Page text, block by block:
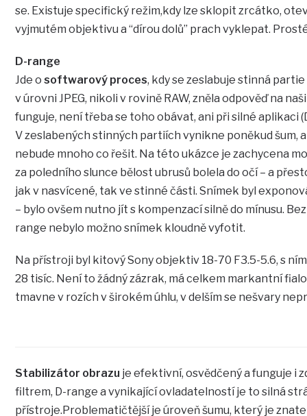
se. Existuje specifický režim,kdy lze sklopit zrcátko,
vyjmutém objektivu a “dírou dolů” prach vyklepat.
D-range
Jde osoftwarový proces, kdy se zeslabuje stinná
v úrovni JPEG, nikoli v rovině RAW, zněla odpověď na
funguje, není třeba se toho obávat, ani při silné aplikaci
V zeslabených stinných partiích vynikne poněkud šum,
nebude mnoho co řešit. Na této ukázce je zachycena
za poledního slunce bělost ubrusů bolela do očí – a
jak v nasvícené, tak ve stinné části. Snímek byl
– bylo ovšem nutno jít s kompenzací silně do mínusu.
range nebylo možno snímek kloudně vyfotit.
Na přístroji byl kitový Sony objektiv 18-70 F3.5-5.6, s
28 tisíc. Není to žádný zázrak, má celkem markantní
tmavne v rozích v širokém úhlu, v delším se nešvary
Stabilizátor obrazu je efektivní, osvědčený a funguje i
filtrem, D-range a vynikající ovladatelností je to silná
přístroje.Problematičtější je úroveň šumu, který je